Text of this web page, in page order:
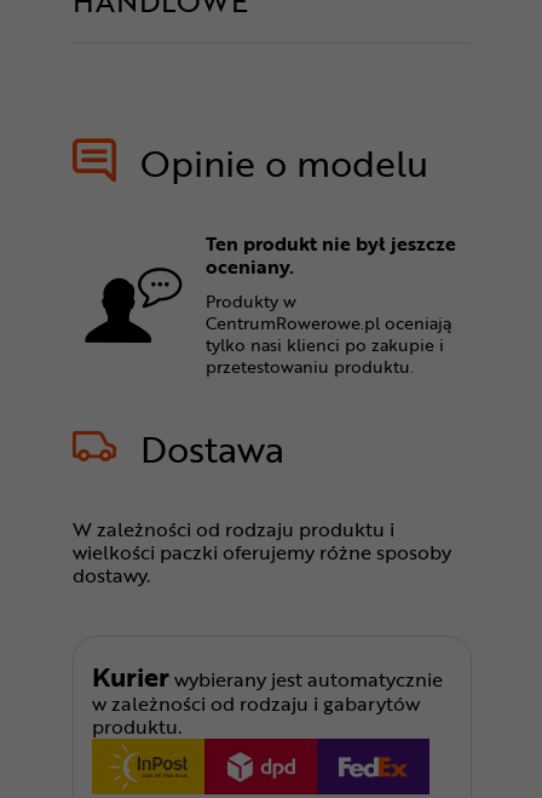
Opinie o modelu
Ten produkt nie był jeszcze
oceniany.
Produkty w
CentrumRowerowe.pl oceniają
tylko nasi klienci po zakupie i
przetestowaniu produktu.
Dostawa
W zależności od rodzaju produktu i
wielkości paczki oferujemy różne sposoby
dostawy.
Kurierwybierany jest automatycznie
w zależności od rodzaju i gabarytów
produktu.